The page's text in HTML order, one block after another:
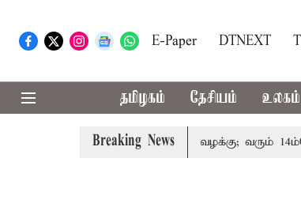
E-Paper DTNEXT
தமிழகம் தேசியம் உலகம்
Breaking News
அரசுப்பணி வழக்கு; வரும்